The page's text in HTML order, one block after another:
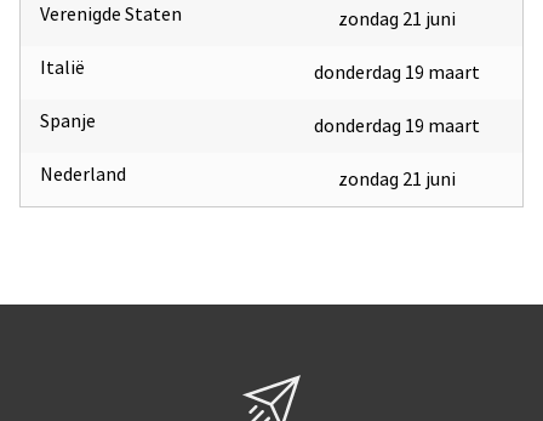
Verenigde Staten
Italië
Spanje
Nederland
zondag 21 juni
donderdag 19 maart
donderdag 19 maart
zondag 21 juni